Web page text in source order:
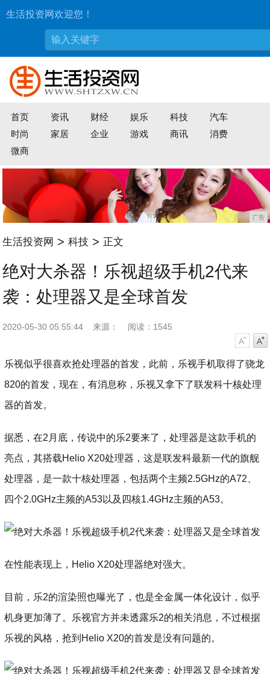
生活投资网欢迎您！
首页 资讯 财经 娱乐 科技
汽车
时尚
家居 企业 游戏 商讯
消费
微商
广告
生活投资网 > 科技 > 正文
绝对大杀器！乐视超级手机2代来
袭：处理器又是全球首发
2020-05-30 05:55:44 来源：
阅读：1545
乐视似乎很喜欢抢处理器的首发，此前，乐视手机取得了骁龙
820的首发，现在，有消息称，乐视又拿下了联发科十核处理
器的首发。
据悉，在2月底，传说中的乐2要来了，处理器是这款手机的
亮点，其搭载Helio X20处理器，这是联发科最新一代的旗舰
处理器，是一款十核处理器，包括两个主频2.5GHz的A72、
四个2.0GHz主频的A53以及四核1.4GHz主频的A53。
在性能表现上，Helio X20处理器绝对强大。
目前，乐2的渲染照也曝光了，也是全金属一体化设计，似乎
机身更加薄了。乐视官方并未透露乐2的相关消息，不过根据
乐视的风格，抢到Helio X20的首发是没有问题的。